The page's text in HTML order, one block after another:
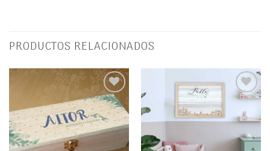
PRODUCTOS RELACIONADOS
Añadir
a la
lista
de
Añadir
a la
lista
de
deseos